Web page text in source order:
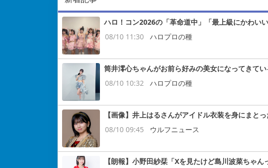
ハロ！コン2026の「革命道中」「最上級にかわ
08/10 11:30
ハロプロの種
筒井澪心ちゃんがお前ら好みの美女になってきてい
08/10 10:32
ハロプロの種
【画像】井上はるさんがアイドル衣装を身にまと
08/10 09:45
ウルフニュース
【朗報】小野田紗栞「Xを見たけど島川波菜ちゃ